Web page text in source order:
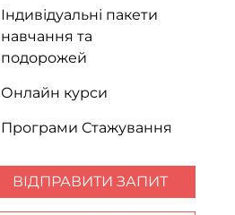
Індивідуальні пакети
навчання та
подорожей
Онлайн курси
Програми Стажування
ВІДПРАВИТИ ЗАПИТ